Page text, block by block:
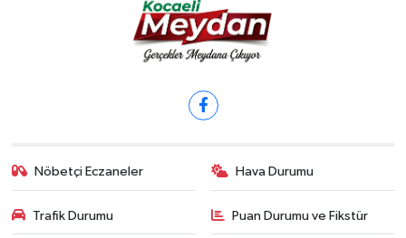
Nöbetçi Eczaneler Hava Durumu
Trafik Durumu Puan Durumu ve Fikstür